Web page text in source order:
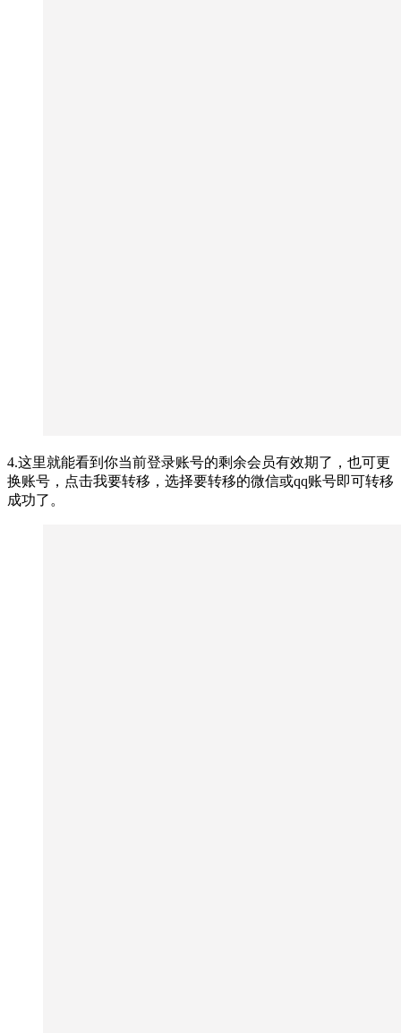
4.这里就能看到你当前登录账号的剩余会员有效期了，也可更
换账号，点击我要转移，选择要转移的微信或qq账号即可转移
成功了。